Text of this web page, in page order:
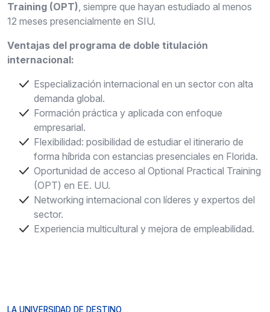
Training (OPT), siempre que hayan estudiado al menos
12 meses presencialmente en SIU.
Ventajas del programa de doble titulación
internacional:
Especialización internacional en un sector con alta
demanda global.
Formación práctica y aplicada con enfoque
empresarial.
Flexibilidad: posibilidad de estudiar el itinerario de
forma híbrida con estancias presenciales en Florida.
Oportunidad de acceso al Optional Practical Training
(OPT) en EE. UU.
Networking internacional con líderes y expertos del
sector.
Experiencia multicultural y mejora de empleabilidad.
LA UNIVERSIDAD DE DESTINO